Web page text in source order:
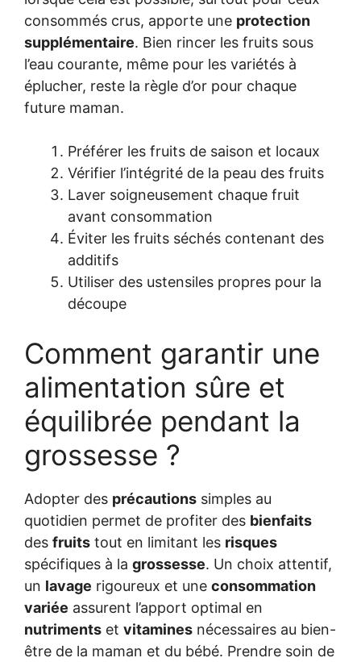
consommés crus, apporte une protection
supplémentaire. Bien rincer les fruits sous
l’eau courante, même pour les variétés à
éplucher, reste la règle d’or pour chaque
future maman.
Préférer les fruits de saison et locaux
Vérifier l’intégrité de la peau des fruits
Laver soigneusement chaque fruit
avant consommation
Éviter les fruits séchés contenant des
additifs
Utiliser des ustensiles propres pour la
découpe
Comment garantir une
alimentation sûre et
équilibrée pendant la
grossesse ?
Adopter des précautions simples au
quotidien permet de profiter des bienfaits
des fruits tout en limitant les risques
spécifiques à la grossesse. Un choix attentif,
un lavage rigoureux et une consommation
variée assurent l’apport optimal en
nutriments et vitamines nécessaires au bien-
être de la maman et du bébé. Prendre soin de